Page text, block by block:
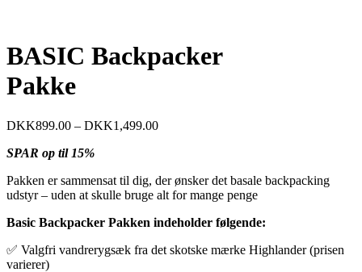
BASIC Backpacker
Pakke
DKK899.00 – DKK1,499.00
SPAR op til 15%
Pakken er sammensat til dig, der ønsker det basale backpacking
udstyr – uden at skulle bruge alt for mange penge
Basic Backpacker Pakken indeholder følgende:
✅ Valgfri vandrerygsæk fra det skotske mærke Highlander (prisen
varierer)